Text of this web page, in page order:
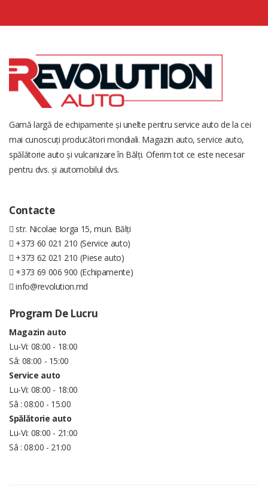
Gamă largă de echipamente și unelte pentru service auto de la cei
mai cunoscuți producători mondiali. Magazin auto, service auto,
spălătorie auto și vulcanizare în Bălți. Oferim tot ce este necesar
pentru dvs. și automobilul dvs.
Contacte
str. Nicolae Iorga 15, mun. Bălți
+373 60 021 210 (Service auto)
+373 62 021 210 (Piese auto)
+373 69 006 900 (Echipamente)
info@revolution.md
Program De Lucru
Magazin auto
Lu-Vi: 08:00 - 18:00
Sâ: 08:00 - 15:00
Service auto
Lu-Vi: 08:00 - 18:00
Sâ : 08:00 - 15:00
Spălătorie auto
Lu-Vi: 08:00 - 21:00
Sâ : 08:00 - 21:00